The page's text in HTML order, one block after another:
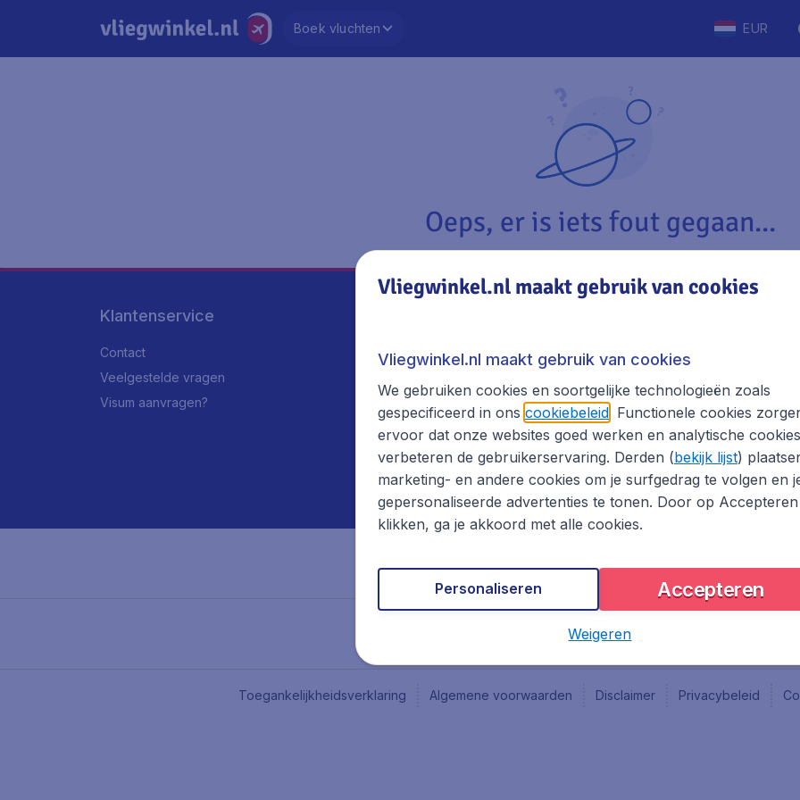
Boek vluchten EUR
Oeps, er is iets fout gegaan...
Klantenservice
Contact
Veelgestelde vragen
Visum aanvragen?
Over Vliegwinkel.nl
Reisgids
Toegankelijkheidsverklaring Algemene voorwaarden Disclaimer Privacybeleid
Vliegwinkel.nl maakt gebruik van cookies
Vliegwinkel.nl maakt gebruik van cookies
We gebruiken cookies en soortgelijke technologieën zoals
gespecificeerd in ons cookiebeleid. Functionele cookies
ervoor dat onze websites goed werken en analytische cookies
verbeteren de gebruikerservaring. Derden (bekijk lijst)
marketing- en andere cookies om je surfgedrag te volgen en
gepersonaliseerde advertenties te tonen. Door op
klikken, ga je akkoord met alle cookies.
Accepteren
Personaliseren
Weigeren